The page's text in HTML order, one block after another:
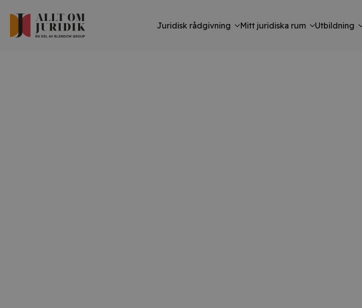
Juridisk rådgivning Mitt juridiska rum Utbildning